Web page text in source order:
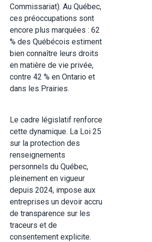
Commissariat). Au Québec,
ces préoccupations sont
encore plus marquées : 62
% des Québécois estiment
bien connaître leurs droits
en matière de vie privée,
contre 42 % en Ontario et
dans les Prairies.
Le cadre législatif renforce
cette dynamique. La Loi 25
sur la protection des
renseignements
personnels du Québec,
pleinement en vigueur
depuis 2024, impose aux
entreprises un devoir accru
de transparence sur les
traceurs et de
consentement explicite.